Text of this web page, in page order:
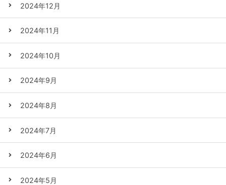
2024年12月
2024年11月
2024年10月
2024年9月
2024年8月
2024年7月
2024年6月
2024年5月